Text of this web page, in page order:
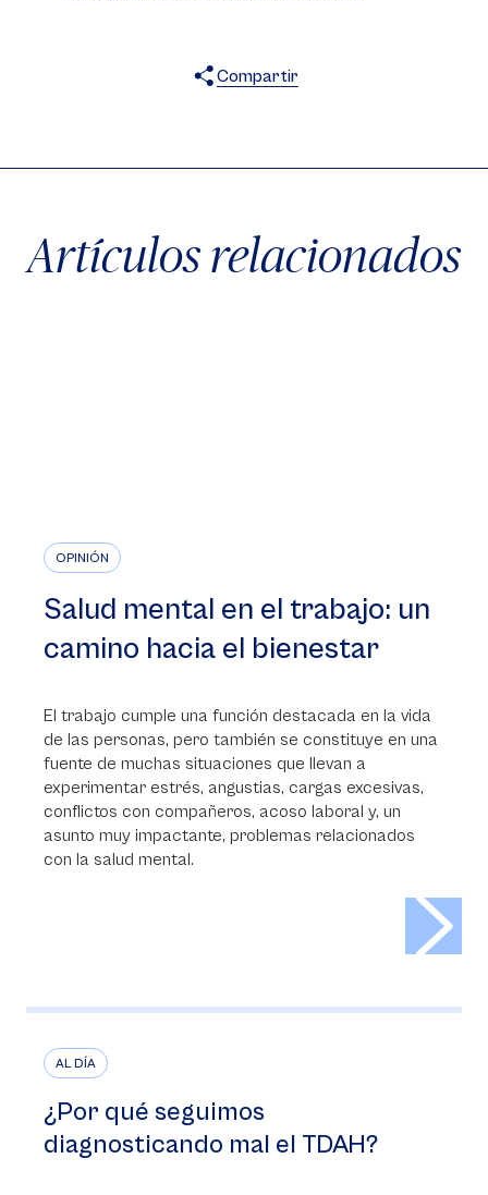
Compartir
Artículos relacionados
OPINIÓN
Salud mental en el trabajo: un
camino hacia el bienestar
El trabajo cumple una función destacada en la vida
de las personas, pero también se constituye en una
fuente de muchas situaciones que llevan a
experimentar estrés, angustias, cargas excesivas,
conflictos con compañeros, acoso laboral y, un
asunto muy impactante, problemas relacionados
con la salud mental.
AL DÍA
¿Por qué seguimos
diagnosticando mal el TDAH?